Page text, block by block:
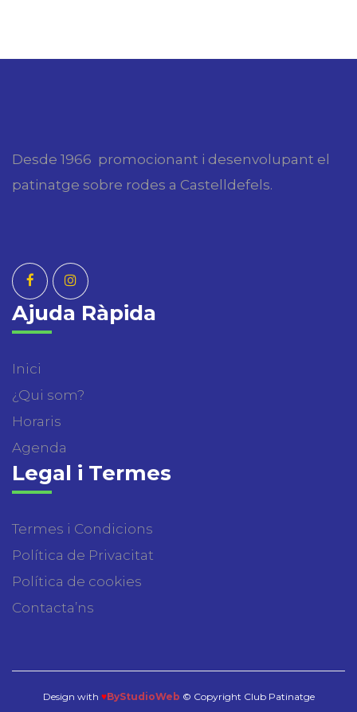
Desde 1966 promocionant i desenvolupant el
patinatge sobre rodes a Castelldefels.
Ajuda Ràpida
Inici
¿Qui som?
Horaris
Agenda
Legal i Termes
Termes i Condicions
Política de Privacitat
Política de cookies
Contacta’ns
Design with ♥ByStudioWeb © Copyright Club Patinatge